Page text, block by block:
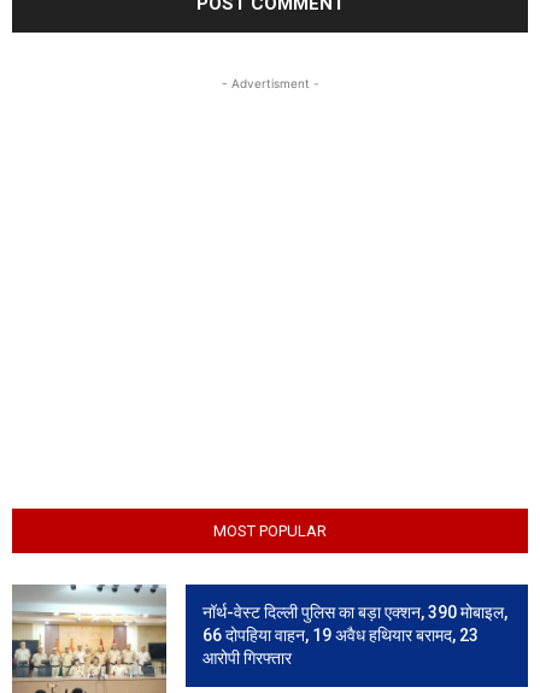
- Advertisment -
MOST POPULAR
नॉर्थ-वेस्ट दिल्ली पुलिस का बड़ा एक्शन, 390 मोबाइल,
66 दोपहिया वाहन, 19 अवैध हथियार बरामद, 23
आरोपी गिरफ्तार